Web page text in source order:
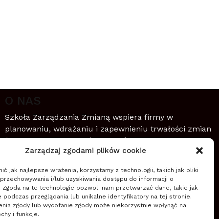
Zarządzaj zgodami plików cookie
jak najlepsze wrażenia, korzystamy z technologii, takich jak pliki
i/lub uzyskiwania dostępu do informacji o
Zgoda na te technologie pozwoli nam przetwarzać dane, takie jak
podczas przeglądania lub unikalne identyfikatory na tej stronie.
zgody lub wycofanie zgody może niekorzystnie wpłynąć na
i funkcje.
O NAS
Szkoła Zarządzania Zmianą wspiera firmy w
planowaniu, wdrażaniu i zapewnieniu trwałości zmian
(nowych przedsięwzięć, projektów, innowacji,
transformacji) wykorzystując zwinne podejście do
Czytaj więcej